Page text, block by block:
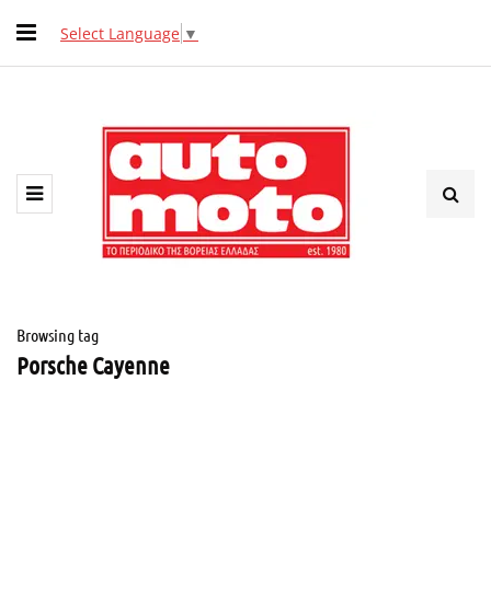
Select Language ▼
Browsing tag
Porsche Cayenne